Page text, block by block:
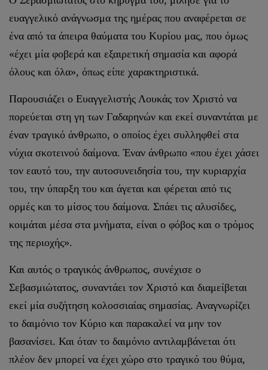
ευαγγελικό ανάγνωσμα της ημέρας που αναφέρεται σε
ένα από τα άπειρα θαύματα του Κυρίου μας, που όμως
«έχει μία φοβερά και εξαιρετική σημασία και αφορά
όλους και όλα», όπως είπε χαρακτηριστικά.
Παρουσιάζει ο Ευαγγελιστής Λουκάς τον Χριστό να
πορεύεται στη γη των Γαδαρηνών και εκεί συναντάται με
έναν τραγικό άνθρωπο, ο οποίος έχει συλληφθεί στα
νύχια σκοτεινού δαίμονα. Έναν άνθρωπο «που έχει χάσει
τον εαυτό του, την αυτοσυνειδησία του, την κυριαρχία
του, την ύπαρξη του και άγεται και φέρεται από τις
ορμές και το μίσος του δαίμονα. Σπάει τις αλυσίδες,
κοιμάται μέσα στα μνήματα, είναι ο φόβος και ο τρόμος
της περιοχής».
Και αυτός ο τραγικός άνθρωπος, συνέχισε ο
Σεβασμιώτατος, συναντάει τον Χριστό και διαμείβεται
εκεί μία συζήτηση κολοσσιαίας σημασίας. Αναγνωρίζει
το δαιμόνιο τον Κύριο και παρακαλεί να μην τον
βασανίσει. Και όταν το δαιμόνιο αντιλαμβάνεται ότι
πλέον δεν μπορεί να έχει χώρο στο τραγικό του θύμα,